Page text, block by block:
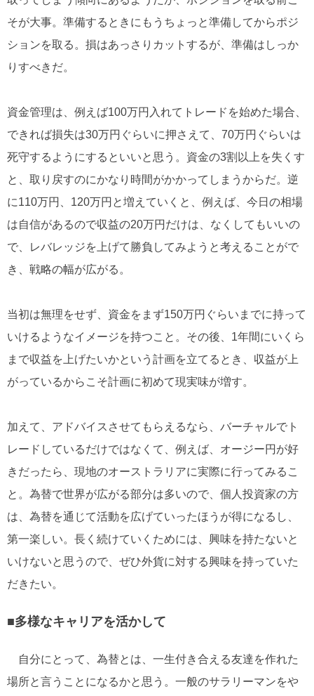
そが大事。準備するときにもうちょっと準備してからポジ
ションを取る。損はあっさりカットするが、準備はしっか
りすべきだ。
資金管理は、例えば100万円入れてトレードを始めた場合、
できれば損失は30万円ぐらいに押さえて、70万円ぐらいは
死守するようにするといいと思う。資金の3割以上を失くす
と、取り戻すのにかなり時間がかかってしまうからだ。逆
に110万円、120万円と増えていくと、例えば、今日の相場
は自信があるので収益の20万円だけは、なくしてもいいの
で、レバレッジを上げて勝負してみようと考えることがで
き、戦略の幅が広がる。
当初は無理をせず、資金をまず150万円ぐらいまでに持って
いけるようなイメージを持つこと。その後、1年間にいくら
まで収益を上げたいかという計画を立てるとき、収益が上
がっているからこそ計画に初めて現実味が増す。
加えて、アドバイスさせてもらえるなら、バーチャルでト
レードしているだけではなくて、例えば、オージー円が好
きだったら、現地のオーストラリアに実際に行ってみるこ
と。為替で世界が広がる部分は多いので、個人投資家の方
は、為替を通じて活動を広げていったほうが得になるし、
第一楽しい。長く続けていくためには、興味を持たないと
いけないと思うので、ぜひ外貨に対する興味を持っていた
だきたい。
■多様なキャリアを活かして
自分にとって、為替とは、一生付き合える友達を作れた
場所と言うことになるかと思う。一般のサラリーマンをや